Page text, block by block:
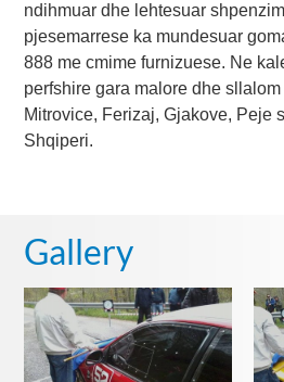
ndihmuar dhe lehtesuar
pjesemarrese ka mundesuar
888 me cmime furnizuese. Ne
perfshire gara malore dhe
Mitrovice, Ferizaj, Gjakove, Peje
Shqiperi.
Gallery